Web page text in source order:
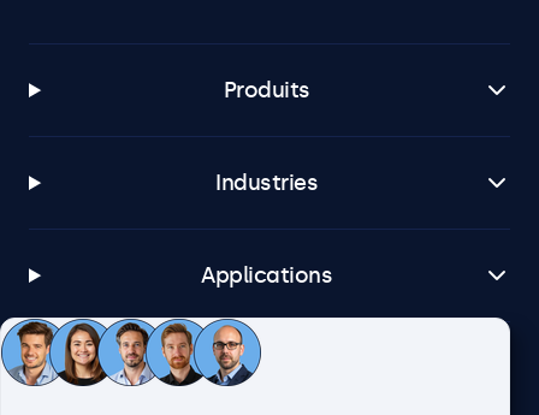
Produits
Industries
Applications
Service client